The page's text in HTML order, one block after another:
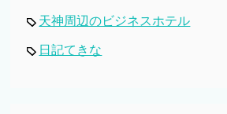
天神周辺のビジネスホテル
日記てきな